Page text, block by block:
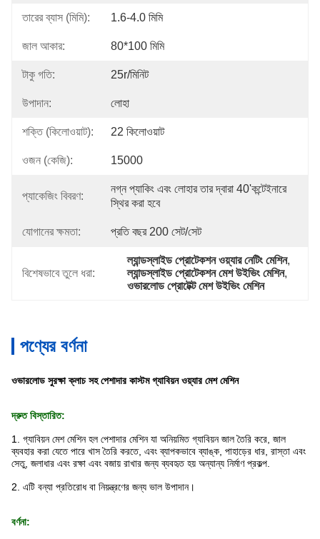
তারের ব্যাস (মিমি): 1.6-4.0 মিমি
জাল আকার: 80*100 মিমি
টাকু গতি: 25r/মিনিট
উপাদান: লোহা
শক্তি (কিলোওয়াট): 22 কিলোওয়াট
ওজন (কেজি): 15000
প্যাকেজিং বিবরণ:
নগ্ন প্যাকিং এবং লোহার তার দ্বারা 40'কন্টেইনারে
স্থির করা হবে
যোগানের ক্ষমতা: প্রতি বছর 200 সেট/সেট
বিশেষভাবে তুলে ধরা:
ল্যান্ডস্লাইড প্রোটেকশন ওয়্যার নেটিং মেশিন,
ল্যান্ডস্লাইড প্রোটেকশন মেশ উইভিং মেশিন,
ওভারলোড প্রোটেক্ট মেশ উইভিং মেশিন
পণ্যের বর্ণনা
ওভারলোড সুরক্ষা ক্লাচ সহ পেশাদার কাস্টম গ্যাবিয়ন ওয়্যার মেশ মেশিন
দ্রুত বিস্তারিত:
1. গ্যাবিয়ন মেশ মেশিন হল পেশাদার মেশিন যা অনিয়মিত গ্যাবিয়ন জাল তৈরি করে, জাল
ব্যবহার করা যেতে পারে খাস তৈরি করতে, এবং ব্যাপকভাবে ব্যাঙ্ক, পাহাড়ের ধার, রাস্তা এবং
সেতু, জলাধার এবং রক্ষা এবং বজায় রাখার জন্য ব্যবহৃত হয় অন্যান্য নির্মাণ প্রকল্প
2. এটি বন্যা প্রতিরোধ বা নিয়ন্ত্রণের জন্য ভাল উপাদান।
বর্ণনা: